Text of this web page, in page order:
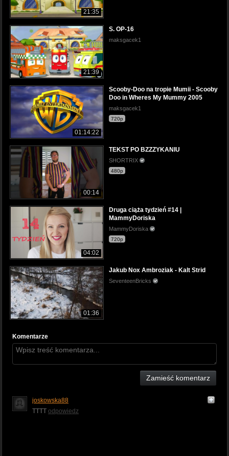
21:35
21:39
S. OP-16
maksgacek1
01:14:22
Scooby-Doo na tropie Mumii - Scooby
Doo in Wheres My Mummy 2005
maksgacek1
720p
00:14
TEKST PO BZZZYKANIU
SHORTRIX
480p
04:02
Druga ciąża tydzień #14 |
MammyDoriska
MammyDoriska
720p
01:36
Jakub Nox Ambroziak - Kalt Strid
SeventeenBricks
Komentarze
Zamieść komentarz
joskowska88
TTTT odpowiedz